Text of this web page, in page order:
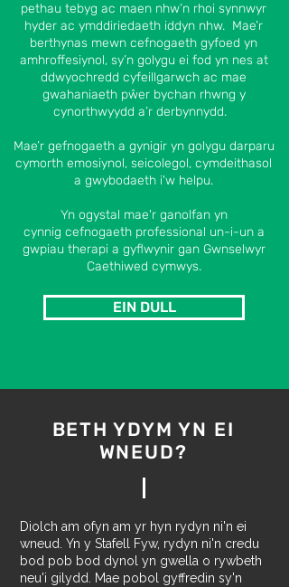
pethau tebyg ac maen nhw’n rhoi synnwyr
hyder ac ymddiriedaeth iddyn nhw. Mae’r
berthynas mewn cefnogaeth gyfoed yn
amhroffesiynol, sy’n golygu ei fod yn nes at
ddwyochredd cyfeillgarwch ac mae
gwahaniaeth pŵer bychan rhwng y
cynorthwyydd a’r derbynnydd.
Mae’r gefnogaeth a gynigir yn golygu darparu
cymorth emosiynol, seicolegol, cymdeithasol
a gwybodaeth i'w helpu.
Yn ogystal mae'r ganolfan yn
cynnig cefnogaeth professional un-i-un a
gwpiau therapia gyflwynir gan Gwnselwyr
Caethiwed cymwys.
EIN DULL
BETH YDYM YN EI
WNEUD?
Diolch am ofyn am yr hyn rydyn ni'n ei
wneud. Yn y Stafell Fyw, rydyn ni'n credu
bod pob bod dynol yn gwella o rywbeth
neu'i gilydd. Mae pobol gyffredin sy'n